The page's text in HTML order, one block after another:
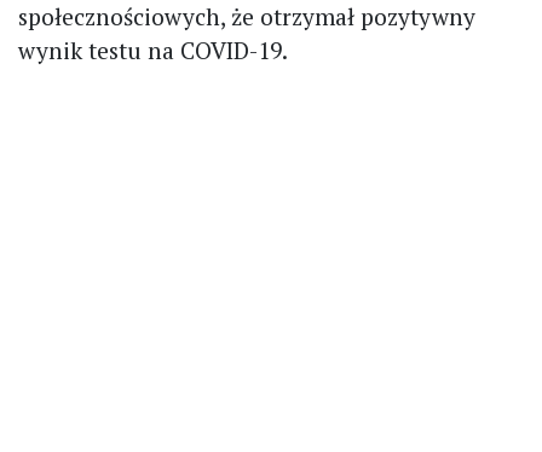
społecznościowych, że otrzymał pozytywny
wynik testu na COVID-19.